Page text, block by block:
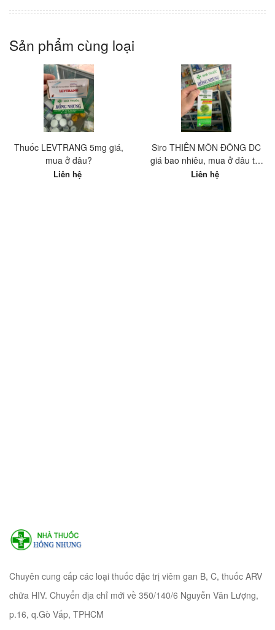
Sản phẩm cùng loại
Thuốc LEVTRANG 5mg giá,
mua ở đâu?
Liên hệ
Siro THIÊN MÔN ĐÔNG DC
giá bao nhiêu, mua ở đâu tốt
nhất?
Liên hệ
Chuyên cung cấp các loại thuốc đặc trị viêm gan B, C, thuốc ARV
chữa HIV. Chuyển địa chỉ mới về 350/140/6 Nguyễn Văn Lượng,
p.16, q.Gò Vấp, TPHCM